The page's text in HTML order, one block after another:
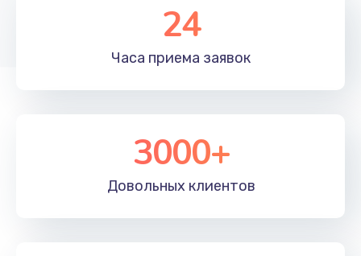
450 руб.
Заказать
450 руб.
Заказать
24
Часа приема заявок
3000+
Довольных клиентов